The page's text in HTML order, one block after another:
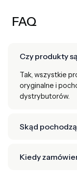
FAQ
Czy produkty
Tak, wszystkie
oryginalne i
dystrybutorów.
Skąd
Kiedy